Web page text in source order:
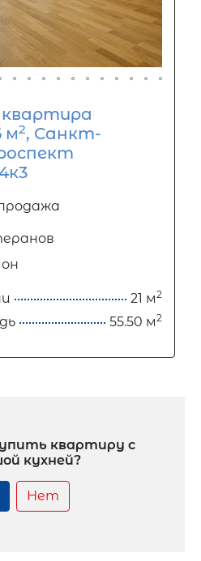
м2, Санкт-
21 м2
55.50 м2
квартиру с
кухней?
Нет